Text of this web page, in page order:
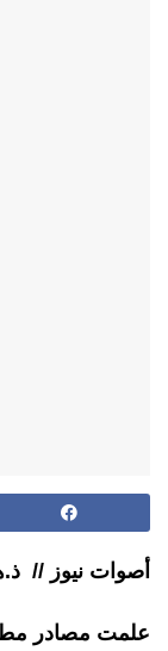
أصوات نيوز //
علمت مصادر